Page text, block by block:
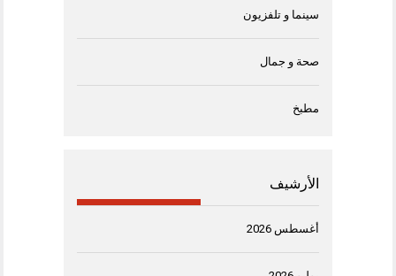
سينما و تلفزيون
صحة و جمال
مطبخ
الأرشيف
أغسطس 2026